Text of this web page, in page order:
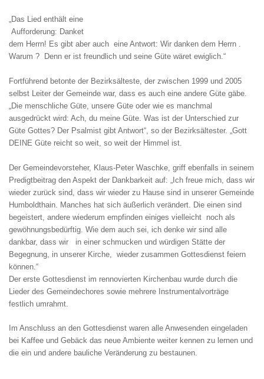
„Das Lied enthält eine
Aufforderung: Danket
dem Herrn! Es gibt aber auch eine Antwort: Wir danken dem Herrn .
Warum ? Denn er ist freundlich und seine Güte wäret ewiglich.“
Fortführend betonte der Bezirksälteste, der zwischen 1999 und 2005
selbst Leiter der Gemeinde war, dass es auch eine andere Güte gäbe.
„Die menschliche Güte, unsere Güte oder wie es manchmal
ausgedrückt wird: Ach, du meine Güte. Was ist der Unterschied zur
Güte Gottes? Der Psalmist gibt Antwort“, so der Bezirksältester. „Gott
DEINE Güte reicht so weit, so weit der Himmel ist.
Der Gemeindevorsteher, Klaus-Peter Waschke, griff ebenfalls in seinem
Predigtbeitrag den Aspekt der Dankbarkeit auf: „Ich freue mich, dass wir
wieder zurück sind, dass wir wieder zu Hause sind in unserer Gemeinde
Humboldthain. Manches hat sich äußerlich verändert. Die einen sind
begeistert, andere wiederum empfinden einiges vielleicht noch als
gewöhnungsbedürftig. Wie dem auch sei, ich denke wir sind alle
dankbar, dass wir in einer schmucken und würdigen Stätte der
Begegnung, in unserer Kirche, wieder zusammen Gottesdienst feiern
können.“
Der erste Gottesdienst im rennovierten Kirchenbau wurde durch die
Lieder des Gemeindechores sowie mehrere Instrumentalvorträge
festlich umrahmt.
Im Anschluss an den Gottesdienst waren alle Anwesenden eingeladen
bei Kaffee und Gebäck das neue Ambiente weiter kennen zu lernen und
die ein und andere bauliche Veränderung zu bestaunen.